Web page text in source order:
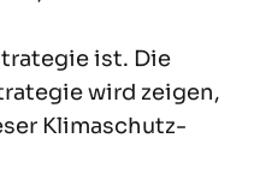
ist. Die
wird zeigen,
Klimaschutz-